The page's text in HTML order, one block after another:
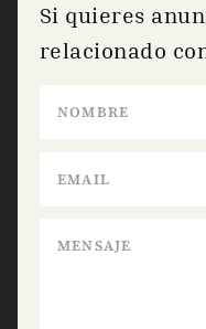
Si quieres
relacionado